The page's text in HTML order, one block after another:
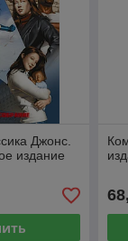
Джонс.
издание